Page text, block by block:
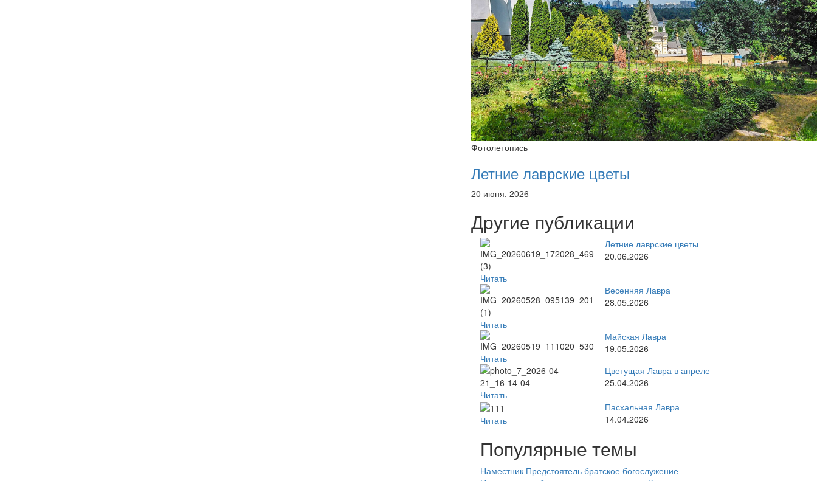
Фотолетопись
Летние лаврские цветы
20 июня, 2026
Другие публикации
Читать
Летние лаврские цветы
20.06.2026
Читать
Весенняя Лавра
28.05.2026
Читать
Майская Лавра
19.05.2026
Читать
Цветущая Лавра в апреле
25.04.2026
Читать
Пасхальная Лавра
14.04.2026
Популярные темы
Наместник Предстоятель братское богослужение